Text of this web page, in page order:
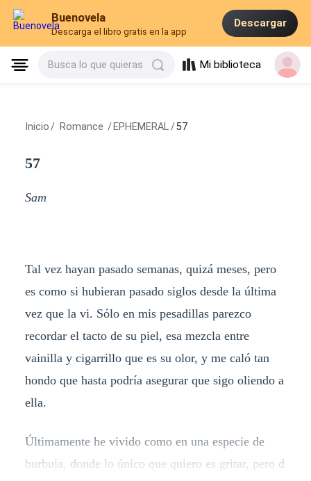
Buenovela
Descarga el libro gratis en la app
Descargar
Busca lo que quieras Mi biblioteca
Inicio / Romance / EPHEMERAL /57
57
Sam
Tal vez hayan pasado semanas, quizá meses, pero
es como si hubieran pasado siglos desde la última
vez que la vi. Sólo en mis pesadillas parezco
recordar el tacto de su piel, esa mezcla entre
vainilla y cigarrillo que es su olor, y me caló tan
hondo que hasta podría asegurar que sigo oliendo a
ella.
Últimamente he vivido como en una especie de
burbuja, donde lo único que quiero es gritar, pero d